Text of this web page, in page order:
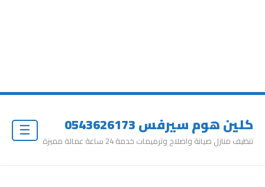
كلين هوم سيرفس 0543626173
تنظيف منازل صيانة واصلاح وترميمات خدمة 24 ساعة عمالة مميزة